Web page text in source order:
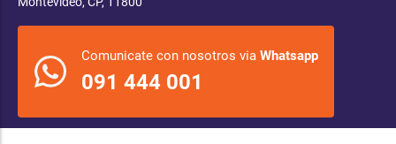
Comunicate con nosotros via Whatsapp
091 444 001